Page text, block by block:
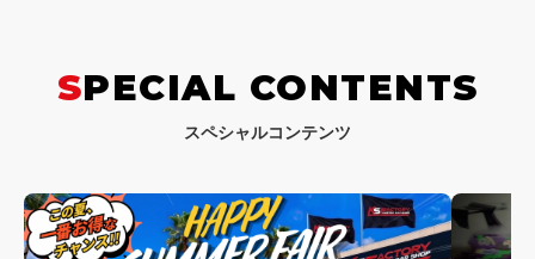
SPECIAL CONTENTS
スペシャルコンテンツ